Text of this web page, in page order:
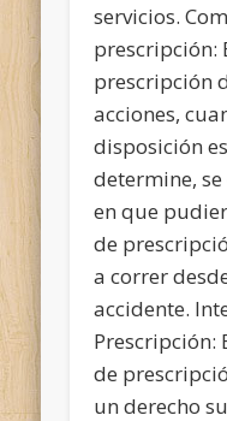
servicios.
prescripción:
prescripción
acciones,
disposición
determine,
en que
de
a correr
accidente.
Prescripción:
de
un derecho